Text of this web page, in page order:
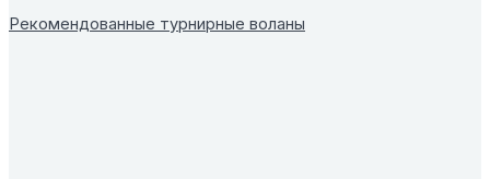
Рекомендованные турнирные воланы